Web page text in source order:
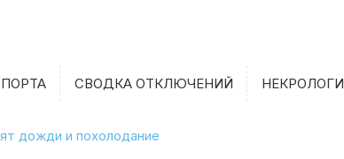
СВОДКА ОТКЛЮЧЕНИЙ НЕКРОЛОГИ
дожди и похолодание